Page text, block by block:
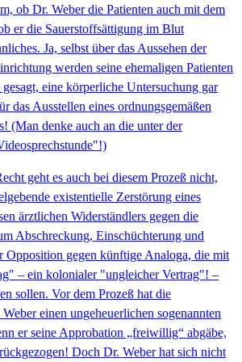
ob Dr. Weber die Patienten auch mit dem
er die Sauerstoffsättigung im Blut
Ja, selbst über das Aussehen der
werden seine ehemaligen Patienten
eine körperliche Untersuchung gar
das Ausstellen eines ordnungsgemäßen
(Man denke auch an die unter der
geht es auch bei diesem Prozeß nicht,
existentielle Zerstörung eines
ärztlichen Widerständlers gegen die
Abschreckung, Einschüchterung und
Opposition gegen künftige Analoga, die mit
– ein kolonialer "ungleicher Vertrag"! –
sollen. Vor dem Prozeß hat die
einen ungeheuerlichen sogenannten
er seine Approbation „freiwillig“ abgäbe,
Doch Dr. Weber hat sich nicht